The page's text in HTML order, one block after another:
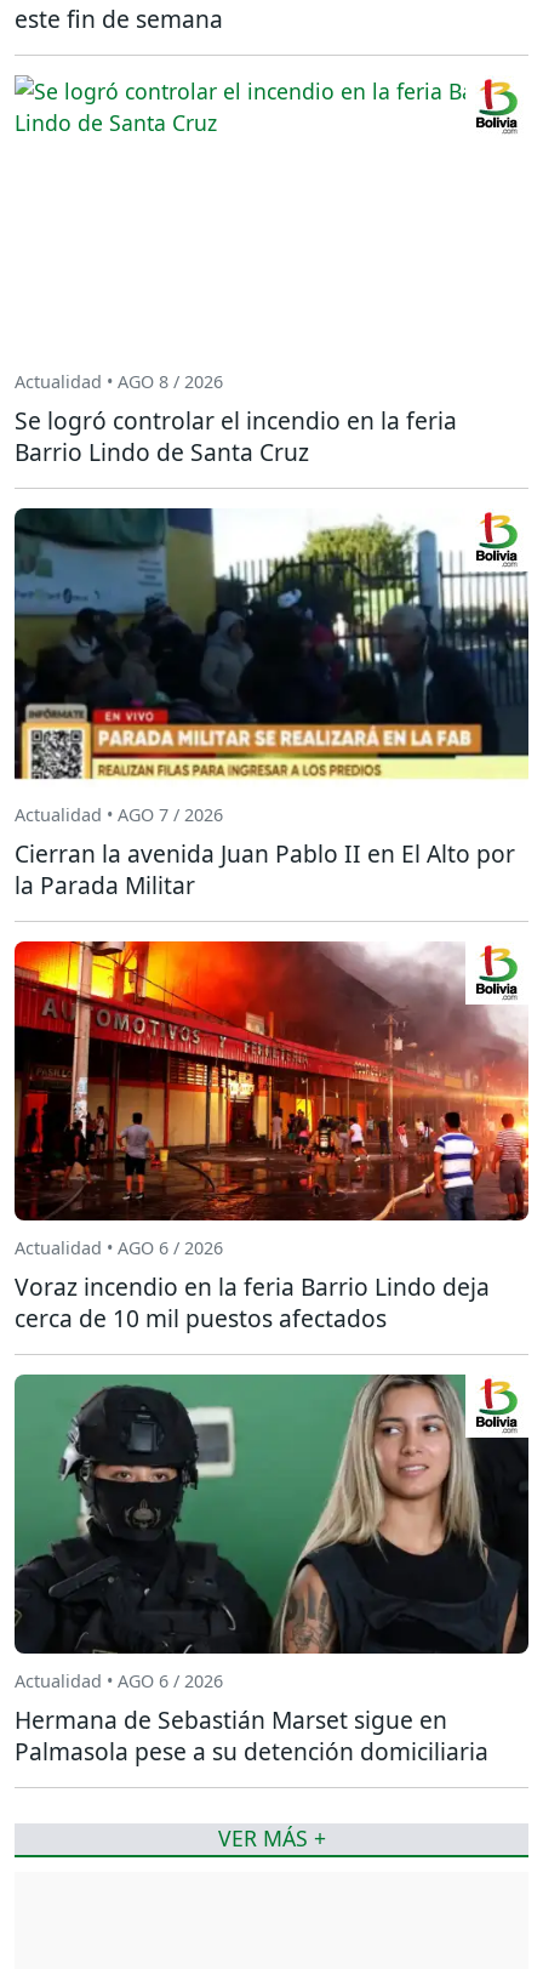
este fin de semana
Actualidad • AGO 8 / 2026
Se logró controlar el incendio en la feria
Barrio Lindo de Santa Cruz
Actualidad • AGO 7 / 2026
Cierran la avenida Juan Pablo II en El Alto por
la Parada Militar
Actualidad • AGO 6 / 2026
Voraz incendio en la feria Barrio Lindo deja
cerca de 10 mil puestos afectados
Actualidad • AGO 6 / 2026
Hermana de Sebastián Marset sigue en
Palmasola pese a su detención domiciliaria
VER MÁS +